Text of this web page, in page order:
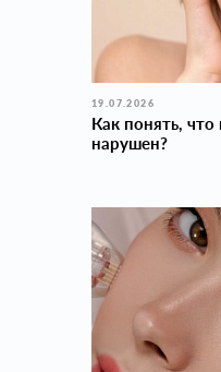
19.07.2026
Как понять,
нарушен?